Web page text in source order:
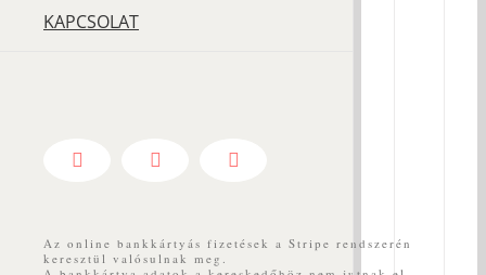
KAPCSOLAT
FacebookYouTube Messenger
Az online bankkártyás fizetések a Stripe rendszerén
keresztül valósulnak meg.
pusztán